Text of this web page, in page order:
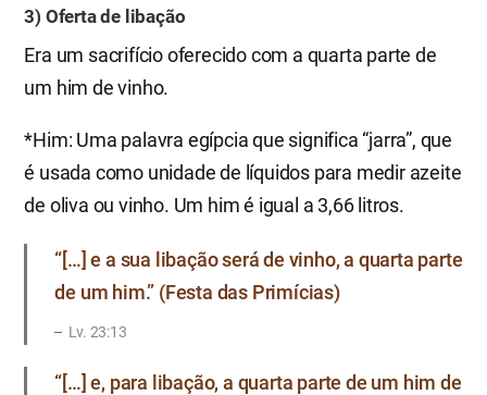
3) Oferta de libação
Era um sacrifício oferecido com a quarta parte de
um him de vinho.
*Him: Uma palavra egípcia que significa “jarra”, que
é usada como unidade de líquidos para medir azeite
de oliva ou vinho. Um him é igual a 3,66 litros.
“[…] e a sua libação será de vinho, a quarta parte
de um him.” (Festa das Primícias)
Lv. 23:13
“[…] e, para libação, a quarta parte de um him de